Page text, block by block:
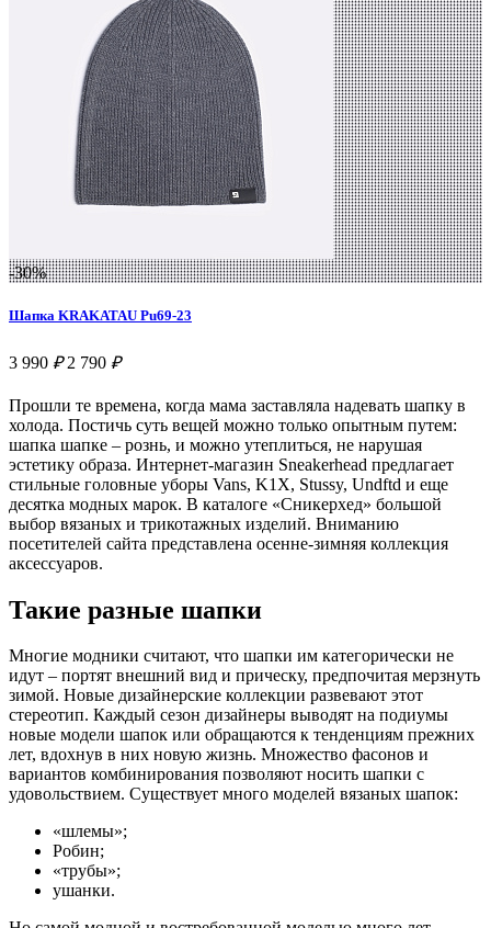
-30%
Шапка KRAKATAU Pu69-23
3 990 ₽ 2 790 ₽
Прошли те времена, когда мама заставляла надевать шапку в
холода. Постичь суть вещей можно только опытным путем:
шапка шапке – рознь, и можно утеплиться, не нарушая
эстетику образа. Интернет-магазин Sneakerhead предлагает
стильные головные уборы Vans, K1X, Stussy, Undftd и еще
десятка модных марок. В каталоге «Сникерхед» большой
выбор вязаных и трикотажных изделий. Вниманию
посетителей сайта представлена осенне-зимняя коллекция
аксессуаров.
Такие разные шапки
Многие модники считают, что шапки им категорически не
идут – портят внешний вид и прическу, предпочитая мерзнуть
зимой. Новые дизайнерские коллекции развевают этот
стереотип. Каждый сезон дизайнеры выводят на подиумы
новые модели шапок или обращаются к тенденциям прежних
лет, вдохнув в них новую жизнь. Множество фасонов и
вариантов комбинирования позволяют носить шапки с
удовольствием. Существует много моделей вязаных шапок:
«шлемы»;
Робин;
«трубы»;
ушанки.